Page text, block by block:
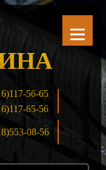
56-65
65-56
08-56